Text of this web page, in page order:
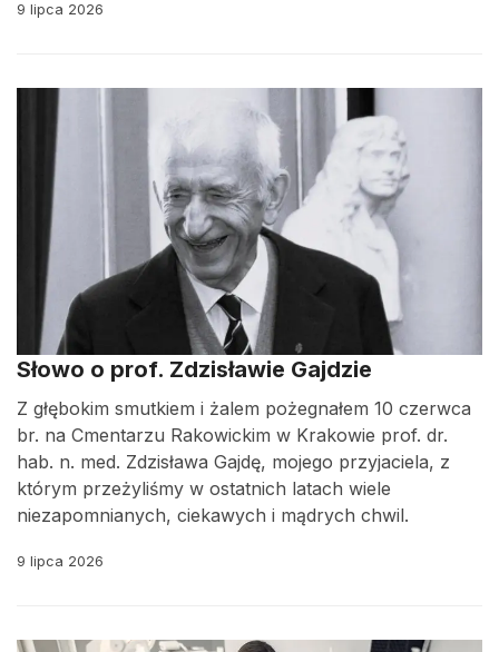
9 lipca 2026
Słowo o prof. Zdzisławie Gajdzie
Z głębokim smutkiem i żalem pożegnałem 10 czerwca
br. na Cmentarzu Rakowickim w Krakowie prof. dr.
hab. n. med. Zdzisława Gajdę, mojego przyjaciela, z
którym przeżyliśmy w ostatnich latach wiele
niezapomnianych, ciekawych i mądrych chwil.
9 lipca 2026